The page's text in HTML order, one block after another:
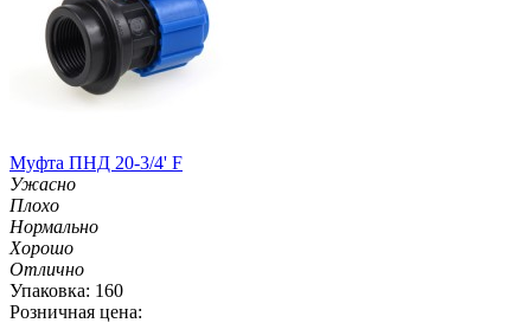
Муфта ПНД 20-3/4' F
Ужасно
Плохо
Нормально
Хорошо
Отлично
Упаковка: 160
Розничная цена: